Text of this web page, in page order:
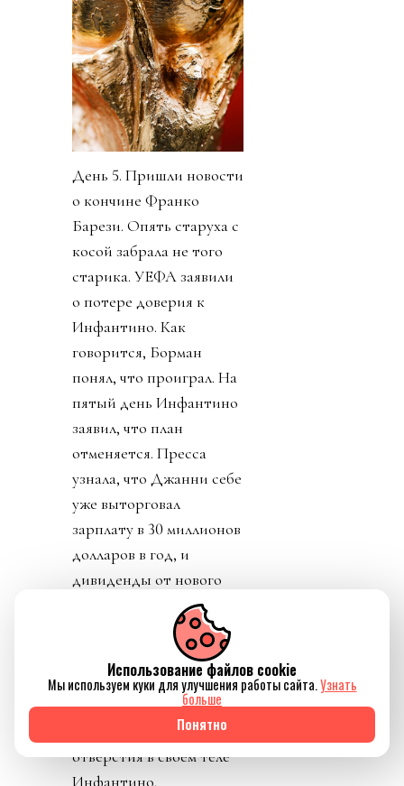
День 5. Пришли новости
о кончине Франко
Барези. Опять старуха с
косой забрала не того
старика. УЕФА заявили
о потере доверия к
Инфантино. Как
говорится, Борман
понял, что проиграл. На
пятый день Инфантино
заявил, что план
отменяется. Пресса
узнала, что Джанни себе
уже выторговал
зарплату в 30 миллионов
долларов в год, и
дивиденды от нового
юр лица. Стало понятно
увеличивать количество
матчей, команд,
турниров. И почему рвет
отверстия в своем теле
Инфантино.
Использование файлов cookie
Мы используем куки для улучшения работы сайта.Узнать
больше
Понятно